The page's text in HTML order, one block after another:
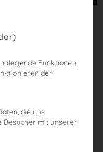
(intensiv): 18
2024
das StB-Examen und
umfangreichem
das Lösen von 18
und geben Ihrer
die eine Einwilligung
Funktionen
der
die uns
Besucher mit unserer